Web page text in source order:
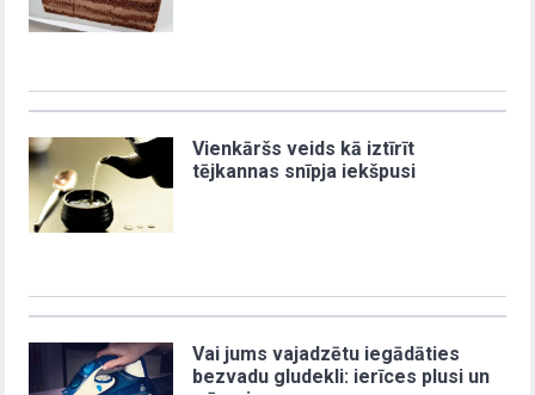
Vienkāršs veids kā iztīrīt
tējkannas snīpja iekšpusi
Vai jums vajadzētu iegādāties
bezvadu gludekli: ierīces plusi un